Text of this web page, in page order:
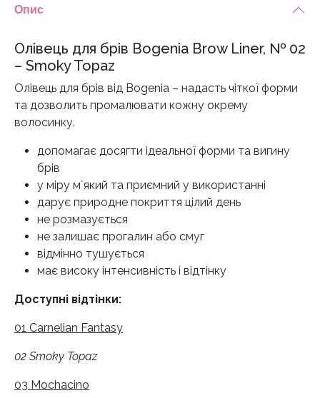
Опис
Олівець для брів Bogenia Brow Liner, № 02
– Smoky Topaz
Олівець для брів від Bogenia – надасть чіткої форми
та дозволить промалювати кожну окрему
волосинку.
допомагає досягти ідеальної форми та вигину
брів
у міру мʼякий та приємний у використанні
дарує природне покриття цілий день
не розмазується
не залишає прогалин або смуг
відмінно тушується
має високу інтенсивність і відтінку
Доступні відтінки:
01 Carnelian Fantasy
02 Smoky Topaz
03 Mochacino